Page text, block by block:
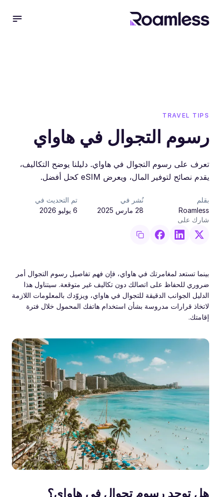
TRAVEL TIPS
رسوم التجوال في هاواي
تعرف على رسوم التجوال في هاواي. دليلنا يوضح التكاليف،
يقدم نصائح لتوفير المال، ويعرض eSIM كحل أفضل.
بقلم
Roamless
نُشر في
28 مارس 2025
تم التحديث في
6 يوليو 2026
شارك على
بينما تستعد لمغامرتك في هاواي، فإن فهم تفاصيل رسوم التجوال أمر
ضروري للحفاظ على اتصالك دون تكاليف غير متوقعة. سيتناول هذا
الدليل الجوانب الدقيقة للتجوال في هاواي، ويزوّدك بالمعلومات اللازمة
لاتخاذ قرارات مدروسة بشأن استخدام هاتفك المحمول خلال فترة
إقامتك.
هل توجد رسوم تجوال في هاواي؟